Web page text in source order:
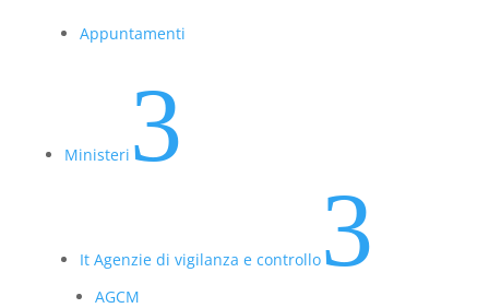
Appuntamenti
Ministeri 3
It Agenzie di vigilanza e controllo3
AGCM